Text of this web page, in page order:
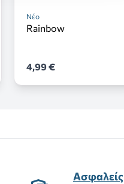
Νέο
Rainbow
4,99 €